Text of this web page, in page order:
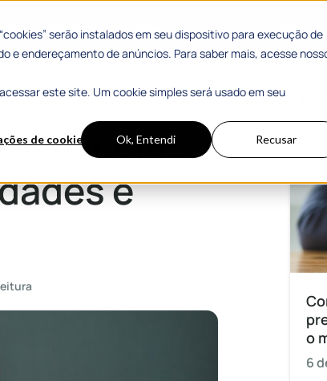
serão instalados em seu dispositivo para execução de
e endereçamento de anúncios. Para saber mais, acesse
este site. Um cookie simples será usado em seu
de cookies Ok, Entendi Recusar
Materiais Gratuitos
escolas
e
o
6